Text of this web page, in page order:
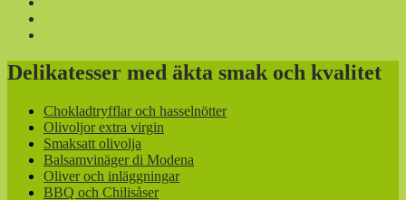
Delikatesser med äkta smak och kvalitet
Chokladtryfflar och hasselnötter
Olivoljor extra virgin
Smaksatt olivolja
Balsamvinäger di Modena
Oliver och inläggningar
BBQ och Chilisåser